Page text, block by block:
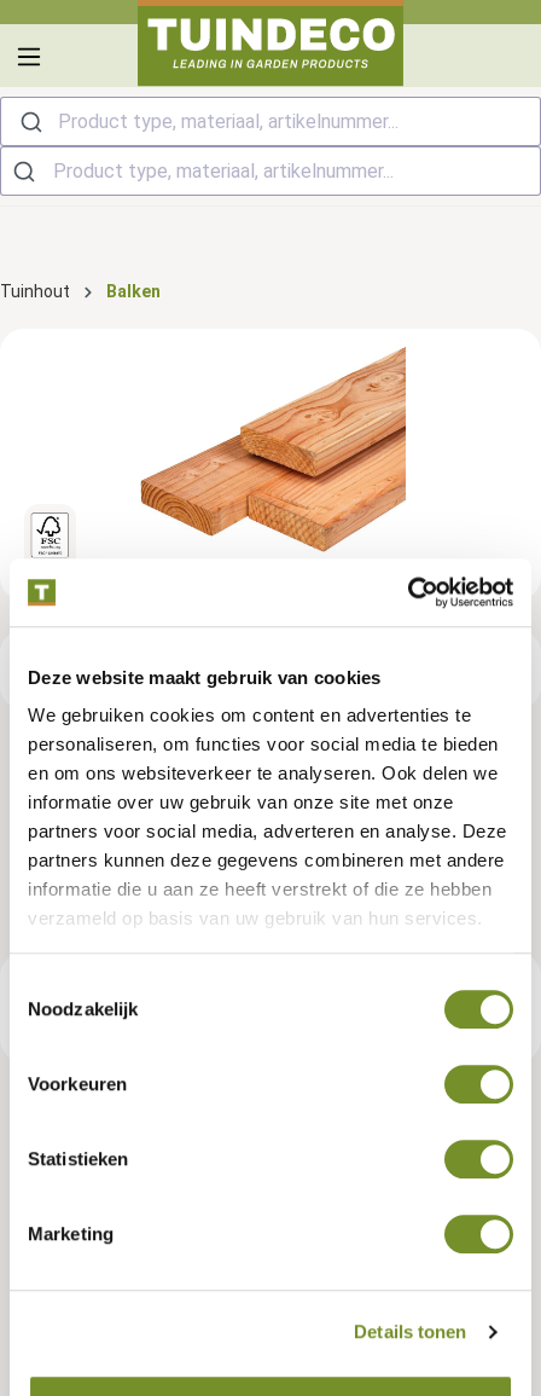
Deze website maakt gebruik van cookies
We gebruiken cookies om content en advertenties te
personaliseren, om functies voor social media te bieden
en om ons websiteverkeer te analyseren. Ook delen we
informatie over uw gebruik van onze site met onze
partners voor social media, adverteren en analyse. Deze
partners kunnen deze gegevens combineren met andere
informatie die u aan ze heeft verstrekt of die ze hebben
verzameld op basis van uw gebruik van hun services.
Noodzakelijk
Voorkeuren
Statistieken
Marketing
Details tonen
Product type, materiaal, artikelnummer...
Tuinhout Balken
Productspecificaties
Douglas ligger 4,5 x 16,0 x 300
cm, gedroogd, geschaafd, 4 ronde
hoeken
Artikelnummer: P021206
€ 27,95